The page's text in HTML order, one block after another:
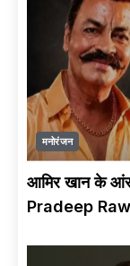
मनोरंजन
आमिर खान के
Pradeep